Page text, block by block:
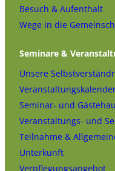
Besuch & Aufenthalt
Wege in die
Seminare &
Unsere
Seminar- und
Veranstaltungs- und
Teilnahme &
Unterkunft
Verpflegungsangebot